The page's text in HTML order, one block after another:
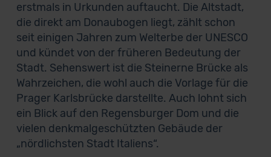
erstmals in Urkunden auftaucht. Die Altstadt,
die direkt am Donaubogen liegt, zählt schon
seit einigen Jahren zum Welterbe der UNESCO
und kündet von der früheren Bedeutung der
Stadt. Sehenswert ist die Steinerne Brücke als
Wahrzeichen, die wohl auch die Vorlage für die
Prager Karlsbrücke darstellte. Auch lohnt sich
ein Blick auf den Regensburger Dom und die
vielen denkmalgeschützten Gebäude der
„nördlichsten Stadt Italiens“.